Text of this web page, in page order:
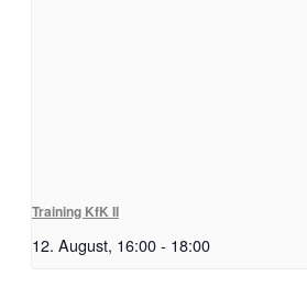
Training KfK II
12. August, 16:00- 18:00